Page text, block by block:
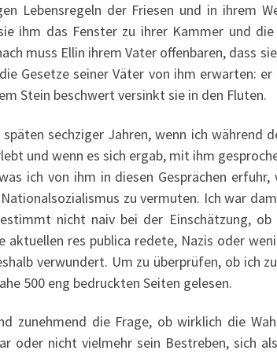
Lebensregeln der Friesen und in ihrem
ihm das Fenster zu ihrer Kammer und
muss Ellin ihrem Vater offenbaren, dass
Gesetze seiner Väter von ihm erwarten:
Stein beschwert versinkt sie in den Fluten.
späten sechziger Jahren, wenn ich während
und wenn es sich ergab, mit ihm
ich von ihm in diesen Gesprächen
zu vermuten. Ich war
nicht naiv bei der Einschätzung,
aktuellen res publica redete, Nazis oder
verwundert. Um zu überprüfen, ob ich
500 eng bedruckten Seiten gelesen.
zunehmend die Frage, ob wirklich die
oder nicht vielmehr sein Bestreben, sich